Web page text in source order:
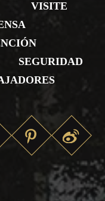
VISITE
SEGURIDAD